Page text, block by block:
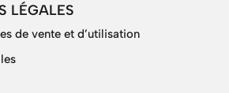
LÉGALES
de vente et d’utilisation